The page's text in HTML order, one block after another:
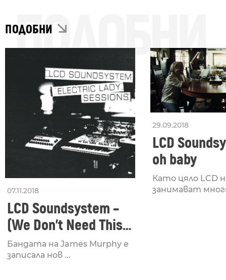
ПОДОБНИ
ПОДОБНИ
07.11.2018
LCD Soundsystem –
(We Don’t Need This)
Fascist Groove
Бандата на James Murphy е
записала нов ...
29.09.2018
LCD
oh baby
Като цяло LCD
занимават